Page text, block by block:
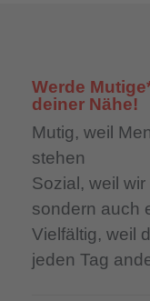
Werde
deiner Nähe!
Mutig, weil
stehen
Sozial, weil wir
sondern auch
Vielfältig, weil
jeden Tag